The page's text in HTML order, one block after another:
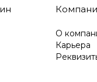
О
Карьера